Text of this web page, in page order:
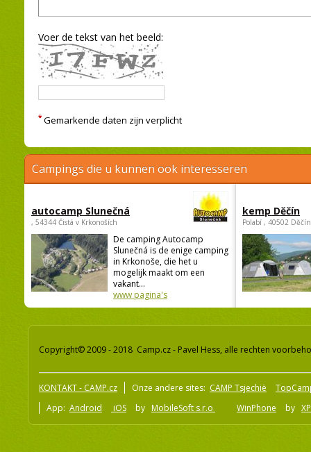
Voer de tekst van het beeld:
* Gemarkende daten zijn verplicht
Campings die u kunnen ook interesseren
autocamp Slunečná
, 54344 Čistá v Krkonoších
De camping Autocamp
Slunečná is de enige camping
in Krkonoše, die het u
mogelijk maakt om een
vakant...
www pagina's
kemp Děčín
Polabí , 40502 Děčín
Copyright© 2009 - 2018 Camp.cz - Pavel Hess, alle rechten
KONTAKT - CAMP.cz Onze andere sites: CAMP Tsjechië
App: Android iOS by MobileSoft s.r.o WinPhone by